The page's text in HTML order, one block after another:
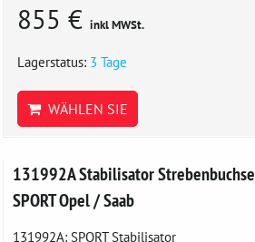
855 € inkl MWSt.
Lagerstatus: 3 Tage
WÄHLEN SIE
131992A Stabilisator Strebenbuchse
SPORT Opel / Saab
131992A: SPORT Stabilisator